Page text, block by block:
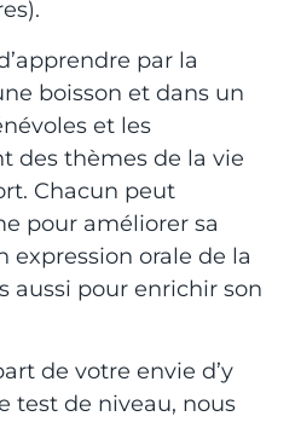
par la
boisson et dans un
et les
des thèmes de la vie
Chacun peut
pour améliorer sa
expression orale de la
aussi pour enrichir son
de votre envie d’y
test de niveau, nous